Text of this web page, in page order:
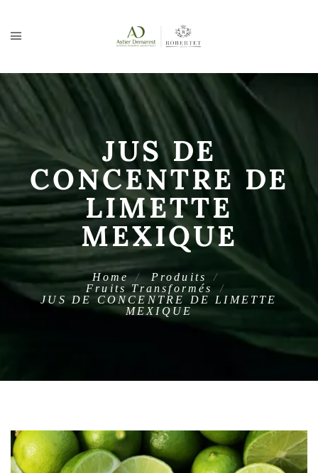
JUS DE
CONCENTRE DE
LIMETTE
MEXIQUE
Home
Produits
Fruits Transformés
JUS DE CONCENTRE DE LIMETTE
MEXIQUE